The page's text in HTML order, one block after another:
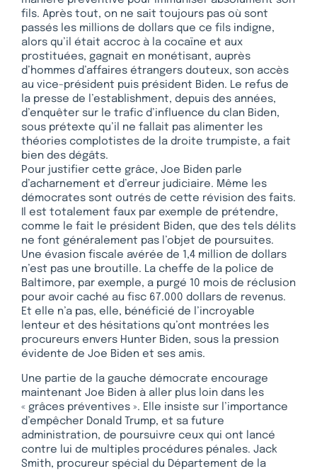
fils. Après tout, on ne sait toujours pas où sont
passés les millions de dollars que ce fils indigne,
alors qu’il était accroc à la cocaïne et aux
prostituées, gagnait en monétisant, auprès
d’hommes d’affaires étrangers douteux, son accès
au vice-président puis président Biden. Le refus de
la presse de l’establishment, depuis des années,
d’enquêter sur le trafic d’influence du clan Biden,
sous prétexte qu’il ne fallait pas alimenter les
théories complotistes de la droite trumpiste, a fait
bien des dégâts.
Pour justifier cette grâce, Joe Biden parle
d’acharnement et d’erreur judiciaire. Même les
démocrates sont outrés de cette révision des faits.
Il est totalement faux par exemple de prétendre,
comme le fait le président Biden, que des tels délits
ne font généralement pas l’objet de poursuites.
Une évasion fiscale avérée de 1,4 million de dollars
n’est pas une broutille. La cheffe de la police de
Baltimore, par exemple, a purgé 10 mois de réclusion
pour avoir caché au fisc 67.000 dollars de revenus.
Et elle n’a pas, elle, bénéficié de l’incroyable
lenteur et des hésitations qu’ont montrées les
procureurs envers Hunter Biden, sous la pression
évidente de Joe Biden et ses amis.
Une partie de la gauche démocrate encourage
maintenant Joe Biden à aller plus loin dans les
« grâces préventives ». Elle insiste sur l’importance
d’empêcher Donald Trump, et sa future
administration, de poursuivre ceux qui ont lancé
contre lui de multiples procédures pénales. Jack
Smith, procureur spécial du Département de la